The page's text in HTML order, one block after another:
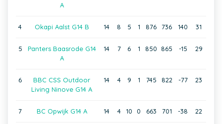
A
4 Okapi Aalst G14 B 14 8 5 1 876 736 140 31
5
Panters Baasrode G14
A
14 7 6 1 850 865 -15 29
6
BBC CSS Outdoor
Living Ninove G14 A
14 4 9 1 745 822 -77 23
7 BC Opwijk G14 A 14 4 10 0 663 701 -38 22